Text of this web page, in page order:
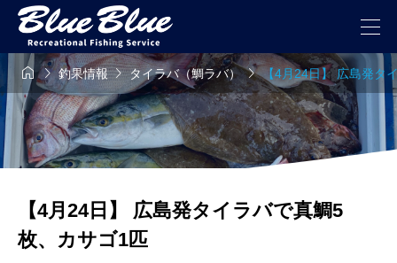
釣果情報タイラバ（鯛ラバ）【4月24日】 広島発タ
【4月24日】 広島発タイラバで真鯛5
枚、カサゴ1匹